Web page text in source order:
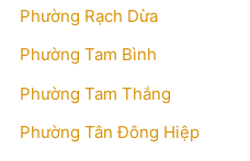
Phường Rạch Dừa
Phường Tam Bình
Phường Tam Thắng
Phường Tân Đông Hiệp